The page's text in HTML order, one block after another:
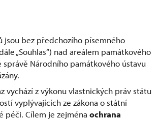
jsou bez předchozího písemného
„Souhlas“) nad areálem památkového
správě Národního památkového ústavu
vychází z výkonu vlastnických práv státu
vyplývajících ze zákona o státní
péči. Cílem je zejména ochrana